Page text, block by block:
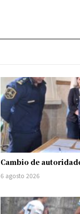
Cambio de
6 agosto 2026